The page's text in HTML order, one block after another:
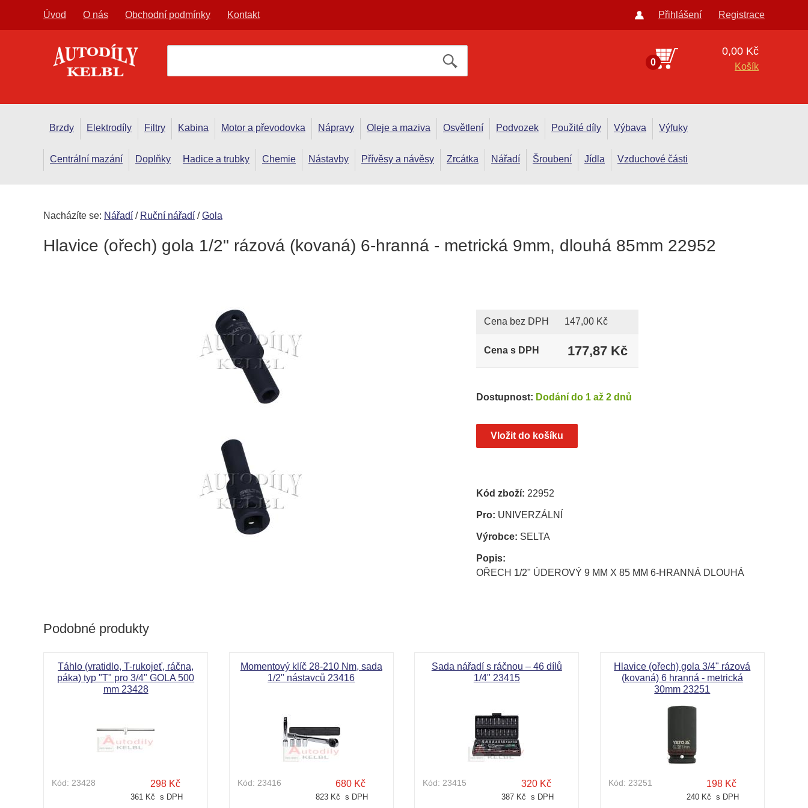
Úvod O nás Obchodní podmínky Kontakt Přihlášení Registrace
0
0,00 Kč
Košík
Brzdy Elektrodíly Filtry Kabina Motor a převodovka Nápravy Oleje a maziva Osvětlení Podvozek Použité díly Výbava Výfuky
Centrální mazání Doplňky Hadice a trubky Chemie Nástavby Přívěsy a návěsy Zrcátka Nářadí Šroubení Jídla Vzduchové části
Nacházíte se: Nářadí / Ruční nářadí /Gola
Hlavice (ořech) gola 1/2" rázová (kovaná) 6-hranná - metrická 9mm, dlouhá 85mm 22952
Cena bez DPH 147,00 Kč
Cena s DPH 177,87 Kč
Dostupnost: Dodání do 1 až 2 dnů
Kód zboží: 22952
Pro: UNIVERZÁLNÍ
Výrobce: SELTA
Popis:
OŘECH 1/2" ÚDEROVÝ 9 MM X 85 MM 6-HRANNÁ DLOUHÁ
Podobné produkty
Táhlo (vratidlo, T-rukojeť, ráčna,
páka) typ "T" pro 3/4" GOLA 500
mm 23428
Kód: 23428 298 Kč
361 Kč s DPH
Momentový klíč 28-210 Nm, sada
1/2" nástavců 23416
Kód: 23416 680 Kč
823 Kč s DPH
Sada nářadí s ráčnou – 46 dílů
1/4" 23415
Kód:23415 320 Kč
387 Kč s DPH
Hlavice (ořech) gola 3/4" rázová
(kovaná) 6 hranná - metrická
30mm 23251
Kód: 23251 198 Kč
240 Kč s DPH